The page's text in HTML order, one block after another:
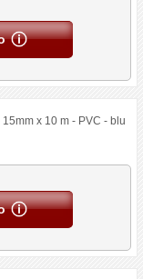
x 10 m - PVC - blu